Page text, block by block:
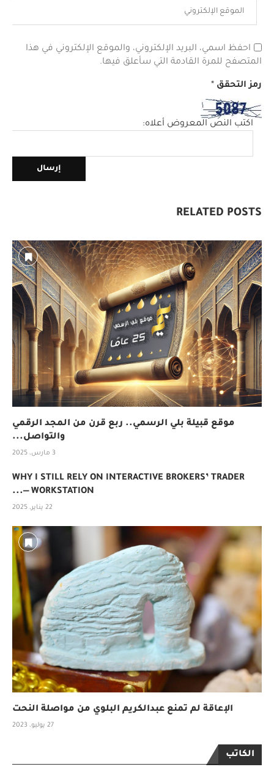
احفظ اسمي، البريد الإلكتروني، والموقع الإلكتروني في هذا
المتصفح للمرة القادمة التي سأعلق فيها.
رمز التحقق *
اكتب النص المعروض أعلاه:
RELATED POSTS
موقع قبيلة بلي الرسمي.. ربع قرن من المجد الرقمي
والتواصل...
3 مارس، 2025
WHY I STILL RELY ON INTERACTIVE BROKERS’ TRADER
WORKSTATION —...
22 يناير، 2025
الإعاقة لم تمنع عبدالكريم البلوي من مواصلة النحت
27 يوليو، 2023
الكاتب